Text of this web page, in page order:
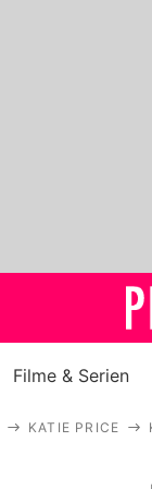
Filme & Serien
KATIE PRICE